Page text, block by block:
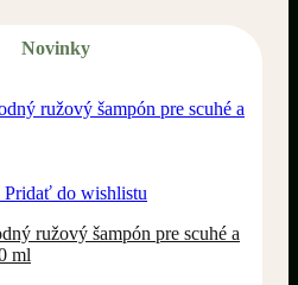
Novinky
Pridať do wishlistu
ružový šampón pre scuhé a
ml